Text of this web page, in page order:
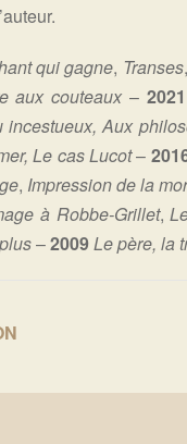
qui gagne, Transes,
aux couteaux–2021
incestueux, Aux
Le cas Lucot–
, Impression de la
à Robbe-Grillet,
–2009Le père, la